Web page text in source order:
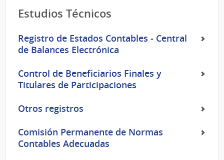
Estudios Técnicos
Registro de Estados Contables - Central
de Balances Electrónica
Control de Beneficiarios Finales y
Titulares de Participaciones
Otros registros
Comisión Permanente de Normas
Contables Adecuadas